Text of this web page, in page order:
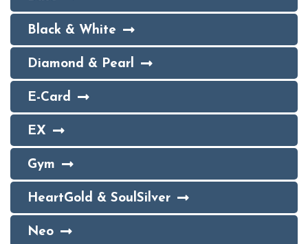
Black & White
Diamond & Pearl
E-Card
EX
Gym
HeartGold & SoulSilver
Neo